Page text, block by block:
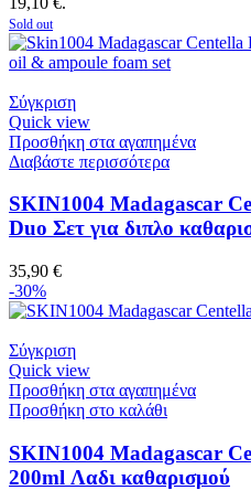
Sold out
Σύγκριση
Quick view
Προσθήκη στα αγαπημένα
Διαβάστε περισσότερα
SKIN1004 Madagascar
Duo Σετ για διπλο
35,90 €
-30%
Σύγκριση
Quick view
Προσθήκη στα αγαπημένα
Προσθήκη στο καλάθι
SKIN1004 Madagascar
200ml Λαδι καθαρισμού